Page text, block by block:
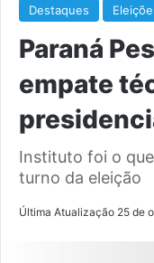
Destaques
Paraná
empate
Instituto foi o
turno da eleição
Última Atualização 25 de